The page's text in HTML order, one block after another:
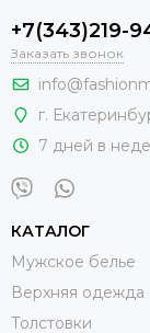
+7(343)219-
Заказать звонок
г.
7 дней в
КАТАЛОГ
Мужское белье
Верхняя одежда
Толстовки